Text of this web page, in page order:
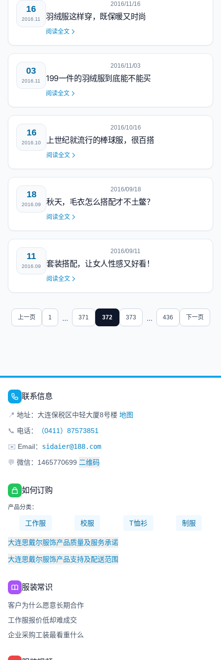
16
2016.11
2016/11/16
羽绒服这样穿，既保暖又时尚
阅读全文
03
2016.11
2016/11/03
199一件的羽绒服到底能不能买
阅读全文
16
2016.10
2016/10/16
上世纪就流行的棒球服，很百搭
阅读全文
18
2016.09
2016/09/18
秋天，毛衣怎么搭配才不土鳖？
阅读全文
11
2016.09
2016/09/11
套装搭配，让女人性感又好看！
阅读全文
上一页 1 ... 371 372 373 ... 436 下一页
联系信息
📍 地址：大连保税区中轻大厦8号楼 地图
📞 电话：
（0411）87573851
✉️ Email： sidaier@188.com
💬 微信：1465770699 二维码
如何订购
产品分类：
工作服 校服 T恤衫 制服
大连思戴尔服饰产品质量及服务承诺
大连思戴尔服饰产品支持及配送范围
服装常识
客户为什么愿意长期合作
工作服报价低却难成交
企业采购工装最看重什么